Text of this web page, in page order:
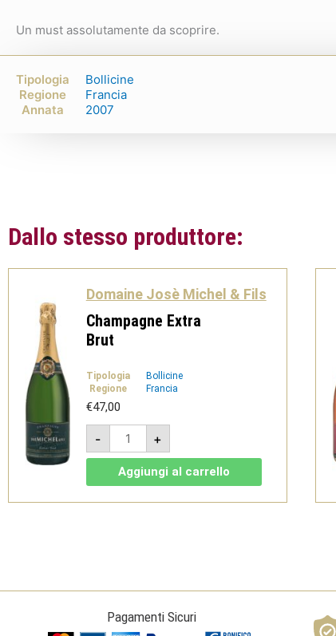
Un must assolutamente da scoprire.
Tipologia
Bollicine
Regione
Francia
Annata
2007
Dallo stesso produttore:
Domaine Josè Michel & Fils
Champagne Extra
Brut
Tipologia
Bollicine
Regione
Francia
€47,00
-
Champagne
Extra
Brut
quantità
+
Aggiungi al carrello
Pagamenti Sicuri